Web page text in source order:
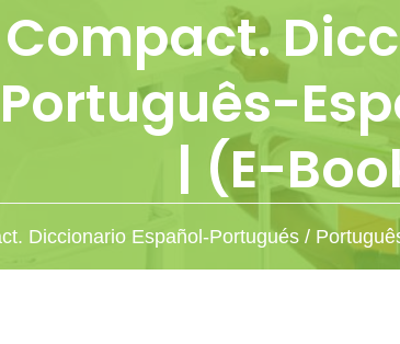
| (E-
Diccionario Español-Portugués /